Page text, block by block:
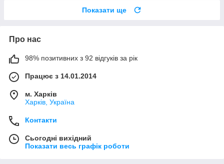
Показати ще
Про нас
98% позитивних з 92 відгуків за рік
Працює з 14.01.2014
м. Харків
Харків, Україна
Контакти
Сьогодні вихідний
Показати весь графік роботи